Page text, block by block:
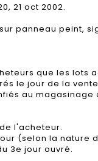
21 oct 2002.
panneau peint,
que les lots
le jour de la vente
au
l'acheteur.
(selon la nature
3e jour ouvré.